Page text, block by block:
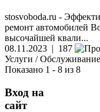
stosvoboda.ru -
ремонт автомобилей
высочайшей квали...
08.11.2023 | 187
Услуги / Обслуживание
Показано 1 - 8 из 8
Вход на
сайт